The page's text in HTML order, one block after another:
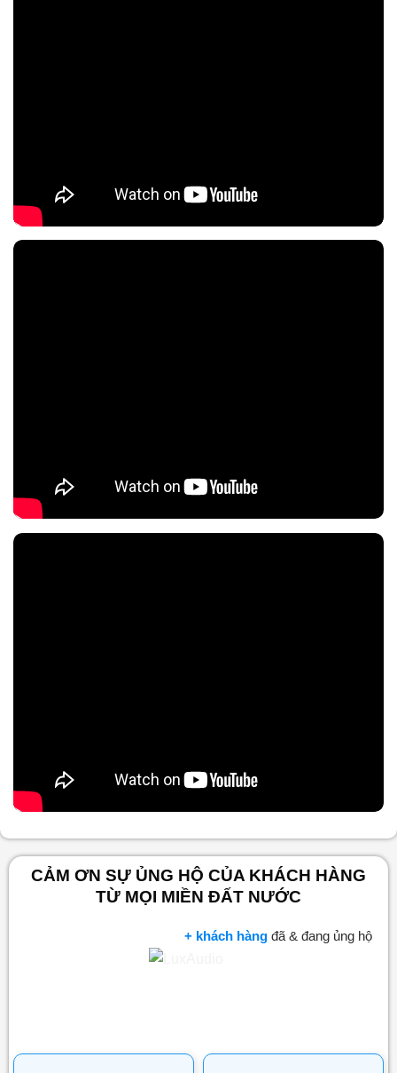
CẢM ƠN SỰ ỦNG HỘ CỦA KHÁCH HÀNG
TỪ MỌI MIỀN ĐẤT NƯỚC
+ khách hàng đã & đang ủng hộ